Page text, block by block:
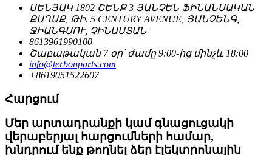
ՍԵՆՅԱԿ 1802 ՇԵՆՔ 3 ՅԱՆՉԵՆ ՖԻՆԱՆՍԱԿԱՆ
ՔԱՂԱՔ, ԹԻ. 5 CENTURY AVENUE, ՅԱՆՉԵՆԳ,
ՋԻԱՆԳՍՈՒ, ՉԻՆԱՍՏԱՆ
8613961990100
Շաբաթական 7 օր՝ ժամը 9:00-ից մինչև 18:00
info@terbonparts.com
+8619051522607
Հարցում
Մեր արտադրանքի կամ գնացուցակի
վերաբերյալ հարցումների համար,
խնդրում ենք թողնել ձեր էլեկտրոնային